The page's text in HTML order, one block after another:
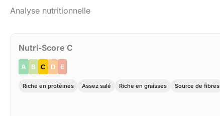
Analyse nutritionnelle
Nutri-Score C
A B C D E
Riche en protéines Assez salé Riche en graisses Source de fibres